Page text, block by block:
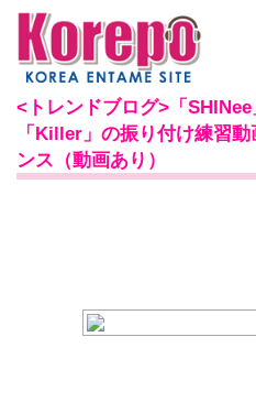
<トレンドブログ>「
「Killer」の振り付け練習
ンス（動画あり）